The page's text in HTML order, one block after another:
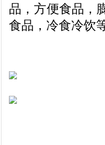
品，方便食品，
食品，冷食冷饮